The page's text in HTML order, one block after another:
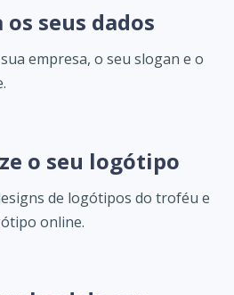
seus dados
empresa, o seu slogan e o
o seu logótipo
de logótipos do troféu e
online.